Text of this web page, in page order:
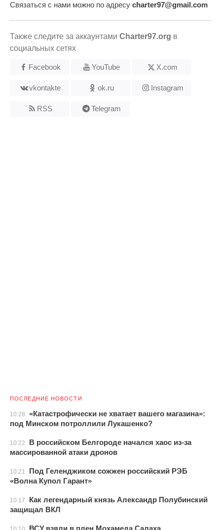
Связаться с нами можно по адресу charter97@gmail.com
Также следите за аккаунтами Charter97.org в
социальных сетях
Facebook YouTube X.com
vkontakte ok.ru Instagram
RSS Telegram
ПОСЛЕДНИЕ НОВОСТИ
10:28
«Катастрофически не хватает вашего магазина»:
под Минском потроллили Лукашенко?
10:22
В российском Белгороде начался хаос из-за
массированной атаки дронов
10:21
Под Геленджиком сожжен российский РЭБ
«Волна Купол Гарант»
10:17
Как легендарный князь Александр Полубинский
защищал ВКЛ
ВСУ взяли в плен Мохамеда Салаха